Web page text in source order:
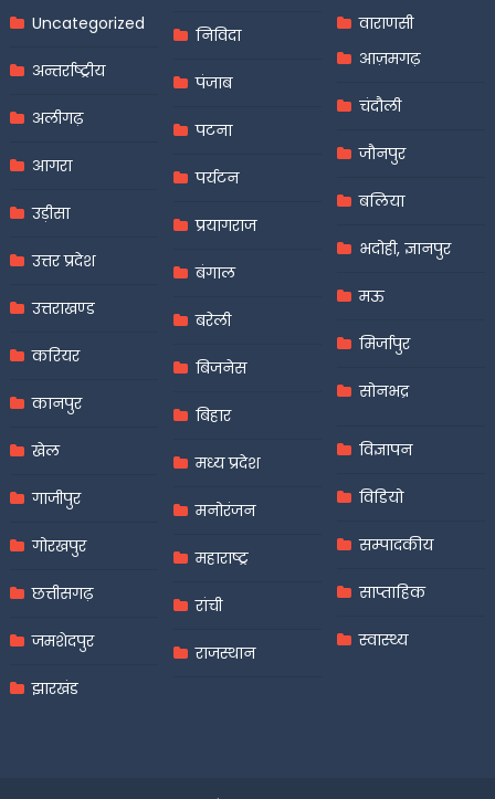
Uncategorized
अन्तर्राष्ट्रीय
अलीगढ़
आगरा
उड़ीसा
उत्तर प्रदेश
उत्तराखण्ड
करियर
कानपुर
खेल
गाजीपुर
गोरखपुर
छत्तीसगढ़
जमशेदपुर
झारखंड
निविदा
पंजाब
पटना
पर्यटन
प्रयागराज
बंगाल
बरेली
बिजनेस
बिहार
मध्य प्रदेश
मनोरंजन
महाराष्ट्र
रांची
राजस्थान
वाराणसी
आज़मगढ़
चंदौली
जौनपुर
बलिया
भदोही, ज्ञानपुर
मऊ
मिर्जापुर
सोनभद्र
विज्ञापन
विडियो
सम्पादकीय
साप्ताहिक
स्वास्थ्य